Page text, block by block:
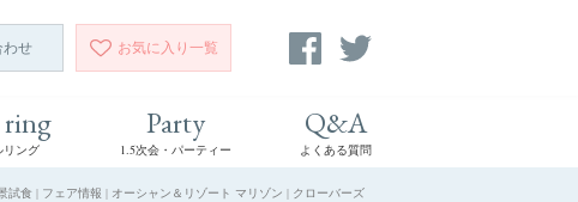
わせ お気に入り 一覧
リング
Party
1.5次会・パーティー
Q&A
よくある質問
食 | フェア情報 | オーシャン＆リゾート マリゾン | クローバーズ